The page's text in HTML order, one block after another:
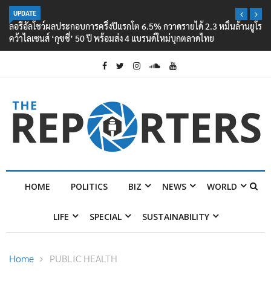
UPDATE
ลอรีอัลโชว์ผลประกอบการครึ่งปีแรกโต 6.5% กวาดรายได้ 2.3 หมื่นล้านยูโร
คว้าไลเซนส์ ‘กุชชี่’ 50 ปี พร้อมส่ง 4 แบรนด์ใหม่บุกตลาดไทย
HOME POLITICS BIZ NEWS WORLD
LIFE SPECIAL SUSTAINABILITY
Home PUBLIC HEALTH